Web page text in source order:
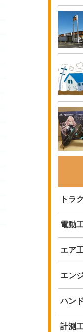
トラ
電動
エア
エン
ハン
計測